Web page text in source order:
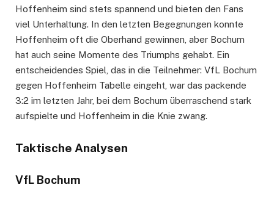
Hoffenheim sind stets spannend und bieten den Fans
viel Unterhaltung. In den letzten Begegnungen konnte
Hoffenheim oft die Oberhand gewinnen, aber Bochum
hat auch seine Momente des Triumphs gehabt. Ein
entscheidendes Spiel, das in die Teilnehmer: VfL Bochum
gegen Hoffenheim Tabelle eingeht, war das packende
3:2 im letzten Jahr, bei dem Bochum überraschend stark
aufspielte und Hoffenheim in die Knie zwang.
Taktische Analysen
VfL Bochum